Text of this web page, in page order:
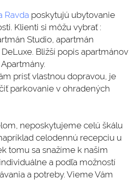
Ravda poskytujú ubytovanie
Klienti si môžu vybrať :
Studio, apartmán
Bližší popis apartmánov
prísť vlastnou dopravou, je
parkovanie v ohradených
neposkytujeme celú škálu
celodennú recepciu u
tomu sa snažíme k našim
a podľa možností
a potreby. Vieme Vám